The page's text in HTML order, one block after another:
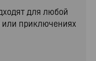
для любой
приключениях